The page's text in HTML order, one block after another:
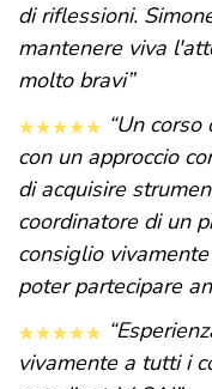
di riflessioni.
mantenere viva
molto bravi”
“Un
con un approccio
di acquisire
coordinatore di un
consiglio
poter partecipare
vivamente a tutti i